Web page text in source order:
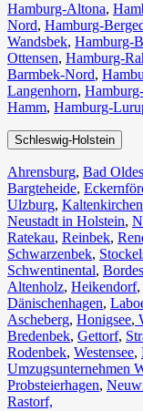
Hamburg-Altona,
Nord, Hamburg-
Wandsbek, Hamburg-
Ottensen, Hamburg-
Barmbek-Nord,
Langenhorn,
Hamm, Hamburg-
Schleswig-Holstein
Ahrensburg, Bad
Bargteheide,
Ulzburg, Kaltenkirchen
Neustadt in Holstein,
Ratekau, Reinbek,
Schwarzenbek,
Schwentinental,
Altenholz, Heikendorf,
Dänischenhagen,
Ascheberg, Honigsee,
Bredenbek, Gettorf,
Rodenbek, Westensee,
Umzugsunternehmen
Probsteierhagen,
Rastorf,